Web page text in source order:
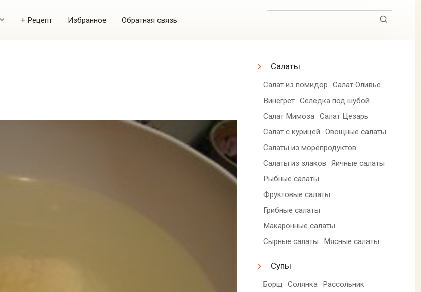
+ Рецепт Избранное Обратная связь
Салаты
Салат из помидор
Салат Оливье
Винегрет Селедка под шубой
Салат Мимоза Салат Цезарь
Салат с курицей
Овощные салаты
Салаты из морепродуктов
Салаты из злаков
Яичные салаты
Рыбные салаты
Фруктовые салаты
Грибные салаты
Макаронные салаты
Сырные салаты
Мясные салаты
Супы
Борщ Солянка
Рассольник